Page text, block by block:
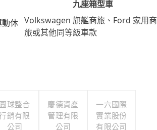
休
九座箱型車
Volkswagen 旗艦商旅、Ford 家用商
旅或其他同等級車款
圓球整合
銷有限
公司
慶德資產
管理有限
公司
一六國際
實業股份
有限公司